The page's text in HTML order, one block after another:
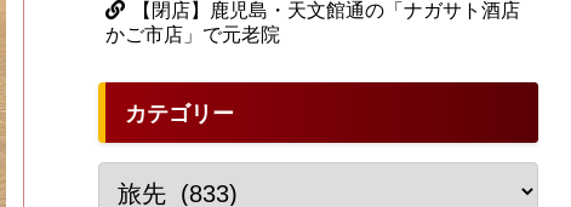
【閉店】鹿児島・天文館通の「ナガサト酒店
かご市店」で元老院
カテゴリー